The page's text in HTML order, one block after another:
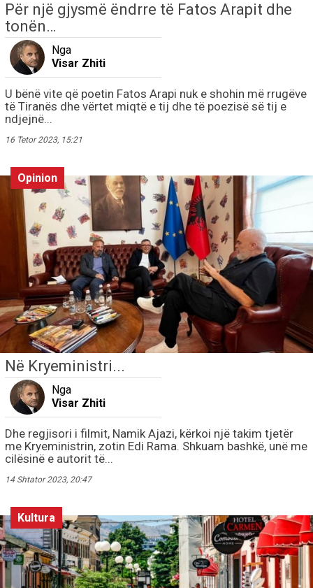
Për një gjysmë ëndrre të Fatos Arapit dhe
tonën…
Nga
Visar Zhiti
U bënë vite që poetin Fatos Arapi nuk e shohin më rrugëve
të Tiranës dhe vërtet miqtë e tij dhe të poezisë së tij e
ndjejnë...
16 Tetor 2023, 15:21
Opinion
Në Kryeministri...
Nga
Visar Zhiti
Dhe regjisori i filmit, Namik Ajazi, kërkoi një takim tjetër
me Kryeministrin, zotin Edi Rama. Shkuam bashkë, unë me
cilësinë e autorit të...
14 Shtator 2023, 20:47
Kultura